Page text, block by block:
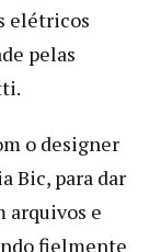
elétricos
pelas
o designer
Bic, para dar
arquivos e
fielmente